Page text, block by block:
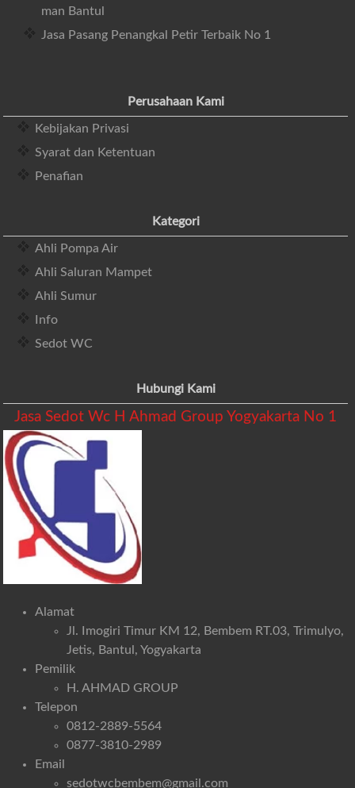
man Bantul
Jasa Pasang Penangkal Petir Terbaik No 1
Perusahaan Kami
Kebijakan Privasi
Syarat dan Ketentuan
Penafian
Kategori
Ahli Pompa Air
Ahli Saluran Mampet
Ahli Sumur
Info
Sedot WC
Hubungi Kami
Jasa Sedot Wc H Ahmad Group Yogyakarta No 1
Alamat
Jl. Imogiri Timur KM 12, Bembem RT.03, Trimulyo,
Jetis, Bantul, Yogyakarta
Pemilik
H. AHMAD GROUP
Telepon
0812-2889-5564
0877-3810-2989
Email
sedotwcbembem@gmail.com